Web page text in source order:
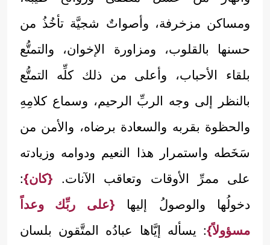
ومساكن مزخرفة، وأصواتٌ شجيَّة تأخُذُ من
حسنها بالقلوب، ومزاورة الإخوان، والتمتُّع
بلقاء الأحباب، وأعلى من ذلك كلِّه التمتُّع
بالنظر إلى وجه الربِّ الرحيم، وسماع كلامِهِ
والحظوة بقربه والسعادة برضاه، والأمن من
سَخَطه واستمرار هذا النعيم ودوامه وزيادته
على ممرِّ الأوقات وتعاقب الآنات. {كان}:
دخولُها والوصولُ إليها {على ربِّك وعداً
مسؤولاً}: يسأله إيَّاها عبادُه المتَّقون بلسان